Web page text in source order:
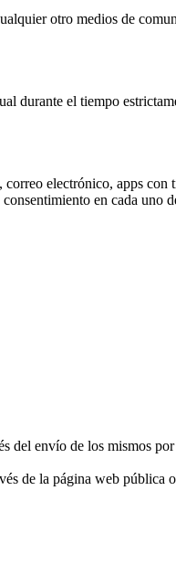
otro medios de
durante el tiempo
correo electrónico, apps con
en cada uno
del envío de los mismos
de la página web